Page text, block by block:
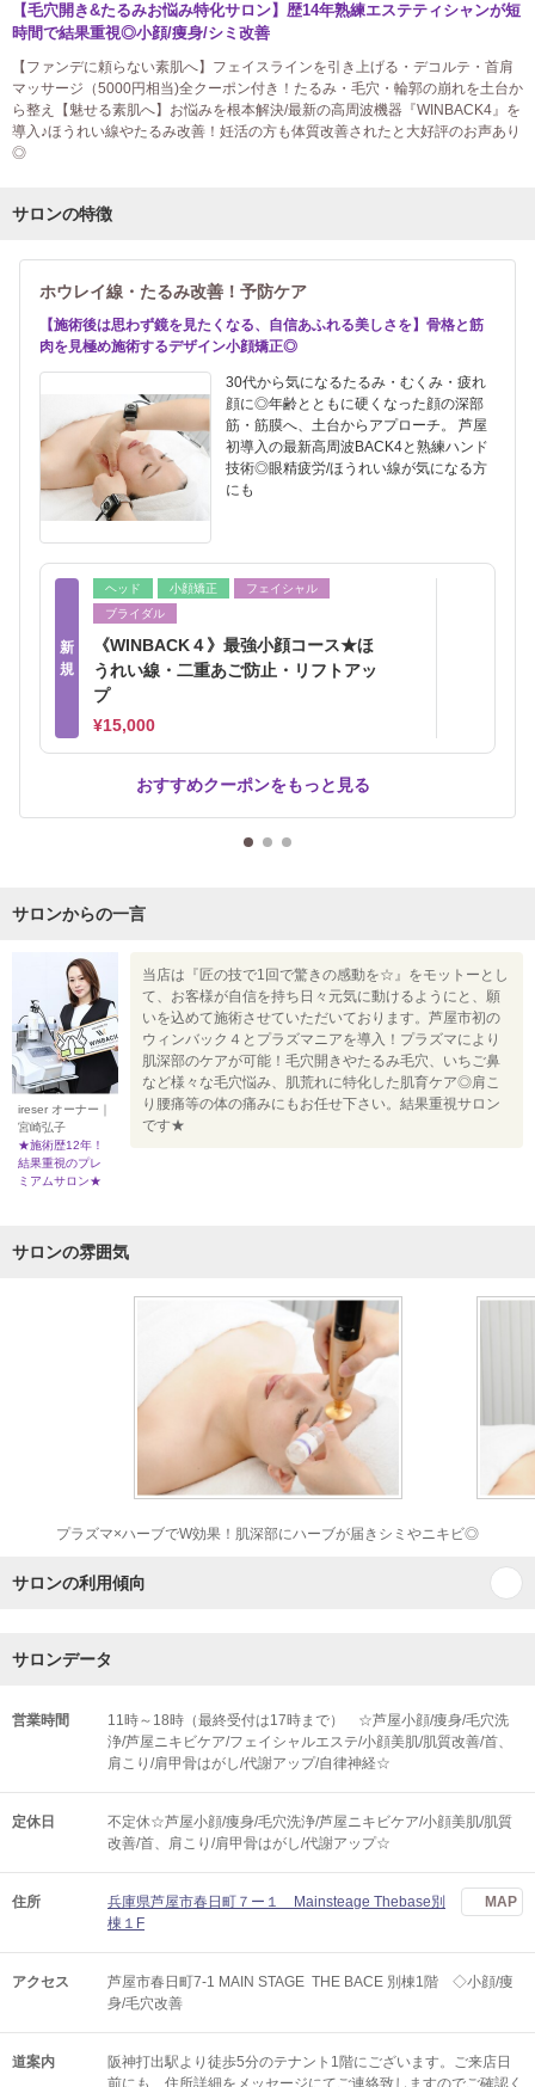
【毛穴開き&たるみお悩み特化サロン】歴14年熟練エステティシャンが短
時間で結果重視◎小顔/痩身/シミ改善
【ファンデに頼らない素肌へ】フェイスラインを引き上げる・デコルテ・首肩
マッサージ（5000円相当)全クーポン付き！たるみ・毛穴・輪郭の崩れを土台か
ら整え【魅せる素肌へ】お悩みを根本解決/最新の高周波機器『WINBACK4』を
導入♪ほうれい線やたるみ改善！妊活の方も体質改善されたと大好評のお声あり
◎
サロンの特徴
ホウレイ線・たるみ改善！予防ケア
【施術後は思わず鏡を見たくなる、自信あふれる美しさを】骨格と筋
肉を見極め施術するデザイン小顔矯正◎
30代から気になるたるみ・むくみ・疲れ
顔に◎年齢とともに硬くなった顔の深部
筋・筋膜へ、土台からアプローチ。 芦屋
初導入の最新高周波BACK4と熟練ハンド
技術◎眼精疲労/ほうれい線が気になる方
にも
新
規
ヘッド 小顔矯正
フェイシャル
ブライダル
《WINBACK４》最強小顔コース★ほ
うれい線・二重あご防止・リフトアッ
プ
¥15,000
おすすめクーポンをもっと見る
サロンからの一言
ireser オーナー｜
宮崎弘子
★施術歴12年！
結果重視のプレ
ミアムサロン★
当店は『匠の技で1回で驚きの感動を☆』をモットーとし
て、お客様が自信を持ち日々元気に動けるようにと、願
いを込めて施術させていただいております。芦屋市初の
ウィンバック４とプラズマニアを導入！プラズマにより
肌深部のケアが可能！毛穴開きやたるみ毛穴、いちご鼻
など様々な毛穴悩み、肌荒れに特化した肌育ケア◎肩こ
り腰痛等の体の痛みにもお任せ下さい。結果重視サロン
です★
サロンの雰囲気
プラズマ×ハーブでW効果！肌深部にハーブが届きシミやニキビ◎
サロンの利用傾向
サロンデータ
営業時間
11時～18時（最終受付は17時まで） ☆芦屋小顔/痩身/毛穴洗
浄/芦屋ニキビケア/フェイシャルエステ/小顔美肌/肌質改善/首、
肩こり/肩甲骨はがし/代謝アップ/自律神経☆
定休日
不定休☆芦屋小顔/痩身/毛穴洗浄/芦屋ニキビケア/小顔美肌/肌質
改善/首、肩こり/肩甲骨はがし/代謝アップ☆
住所
兵庫県芦屋市春日町７ー１ Mainsteage Thebase別
棟１F
MAP
アクセス
芦屋市春日町7-1 MAIN STAGE THE BACE 別棟1階 ◇小顔/痩
身/毛穴改善
道案内
阪神打出駅より徒歩5分のテナント1階にございます。ご来店日
前にも、住所詳細をメッセージにてご連絡致しますのでご確認く